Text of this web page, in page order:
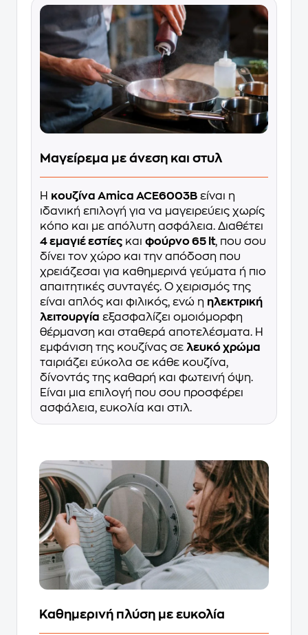
Μαγείρεμα με άνεση και στυλ
Η κουζίνα Amica ACE6003B είναι η
ιδανική επιλογή για να μαγειρεύεις χωρίς
κόπο και με απόλυτη ασφάλεια. Διαθέτει
4 εμαγιέ εστίες και φούρνο 65 lt, που σου
δίνει τον χώρο και την απόδοση που
χρειάζεσαι για καθημερινά γεύματα ή πιο
απαιτητικές συνταγές. Ο χειρισμός της
είναι απλός και φιλικός, ενώ η ηλεκτρική
λειτουργία εξασφαλίζει ομοιόμορφη
θέρμανση και σταθερά αποτελέσματα. Η
εμφάνιση της κουζίνας σε λευκό χρώμα
ταιριάζει εύκολα σε κάθε κουζίνα,
δίνοντάς της καθαρή και φωτεινή όψη.
Είναι μια επιλογή που σου προσφέρει
ασφάλεια, ευκολία και στιλ.
Καθημερινή πλύση με ευκολία